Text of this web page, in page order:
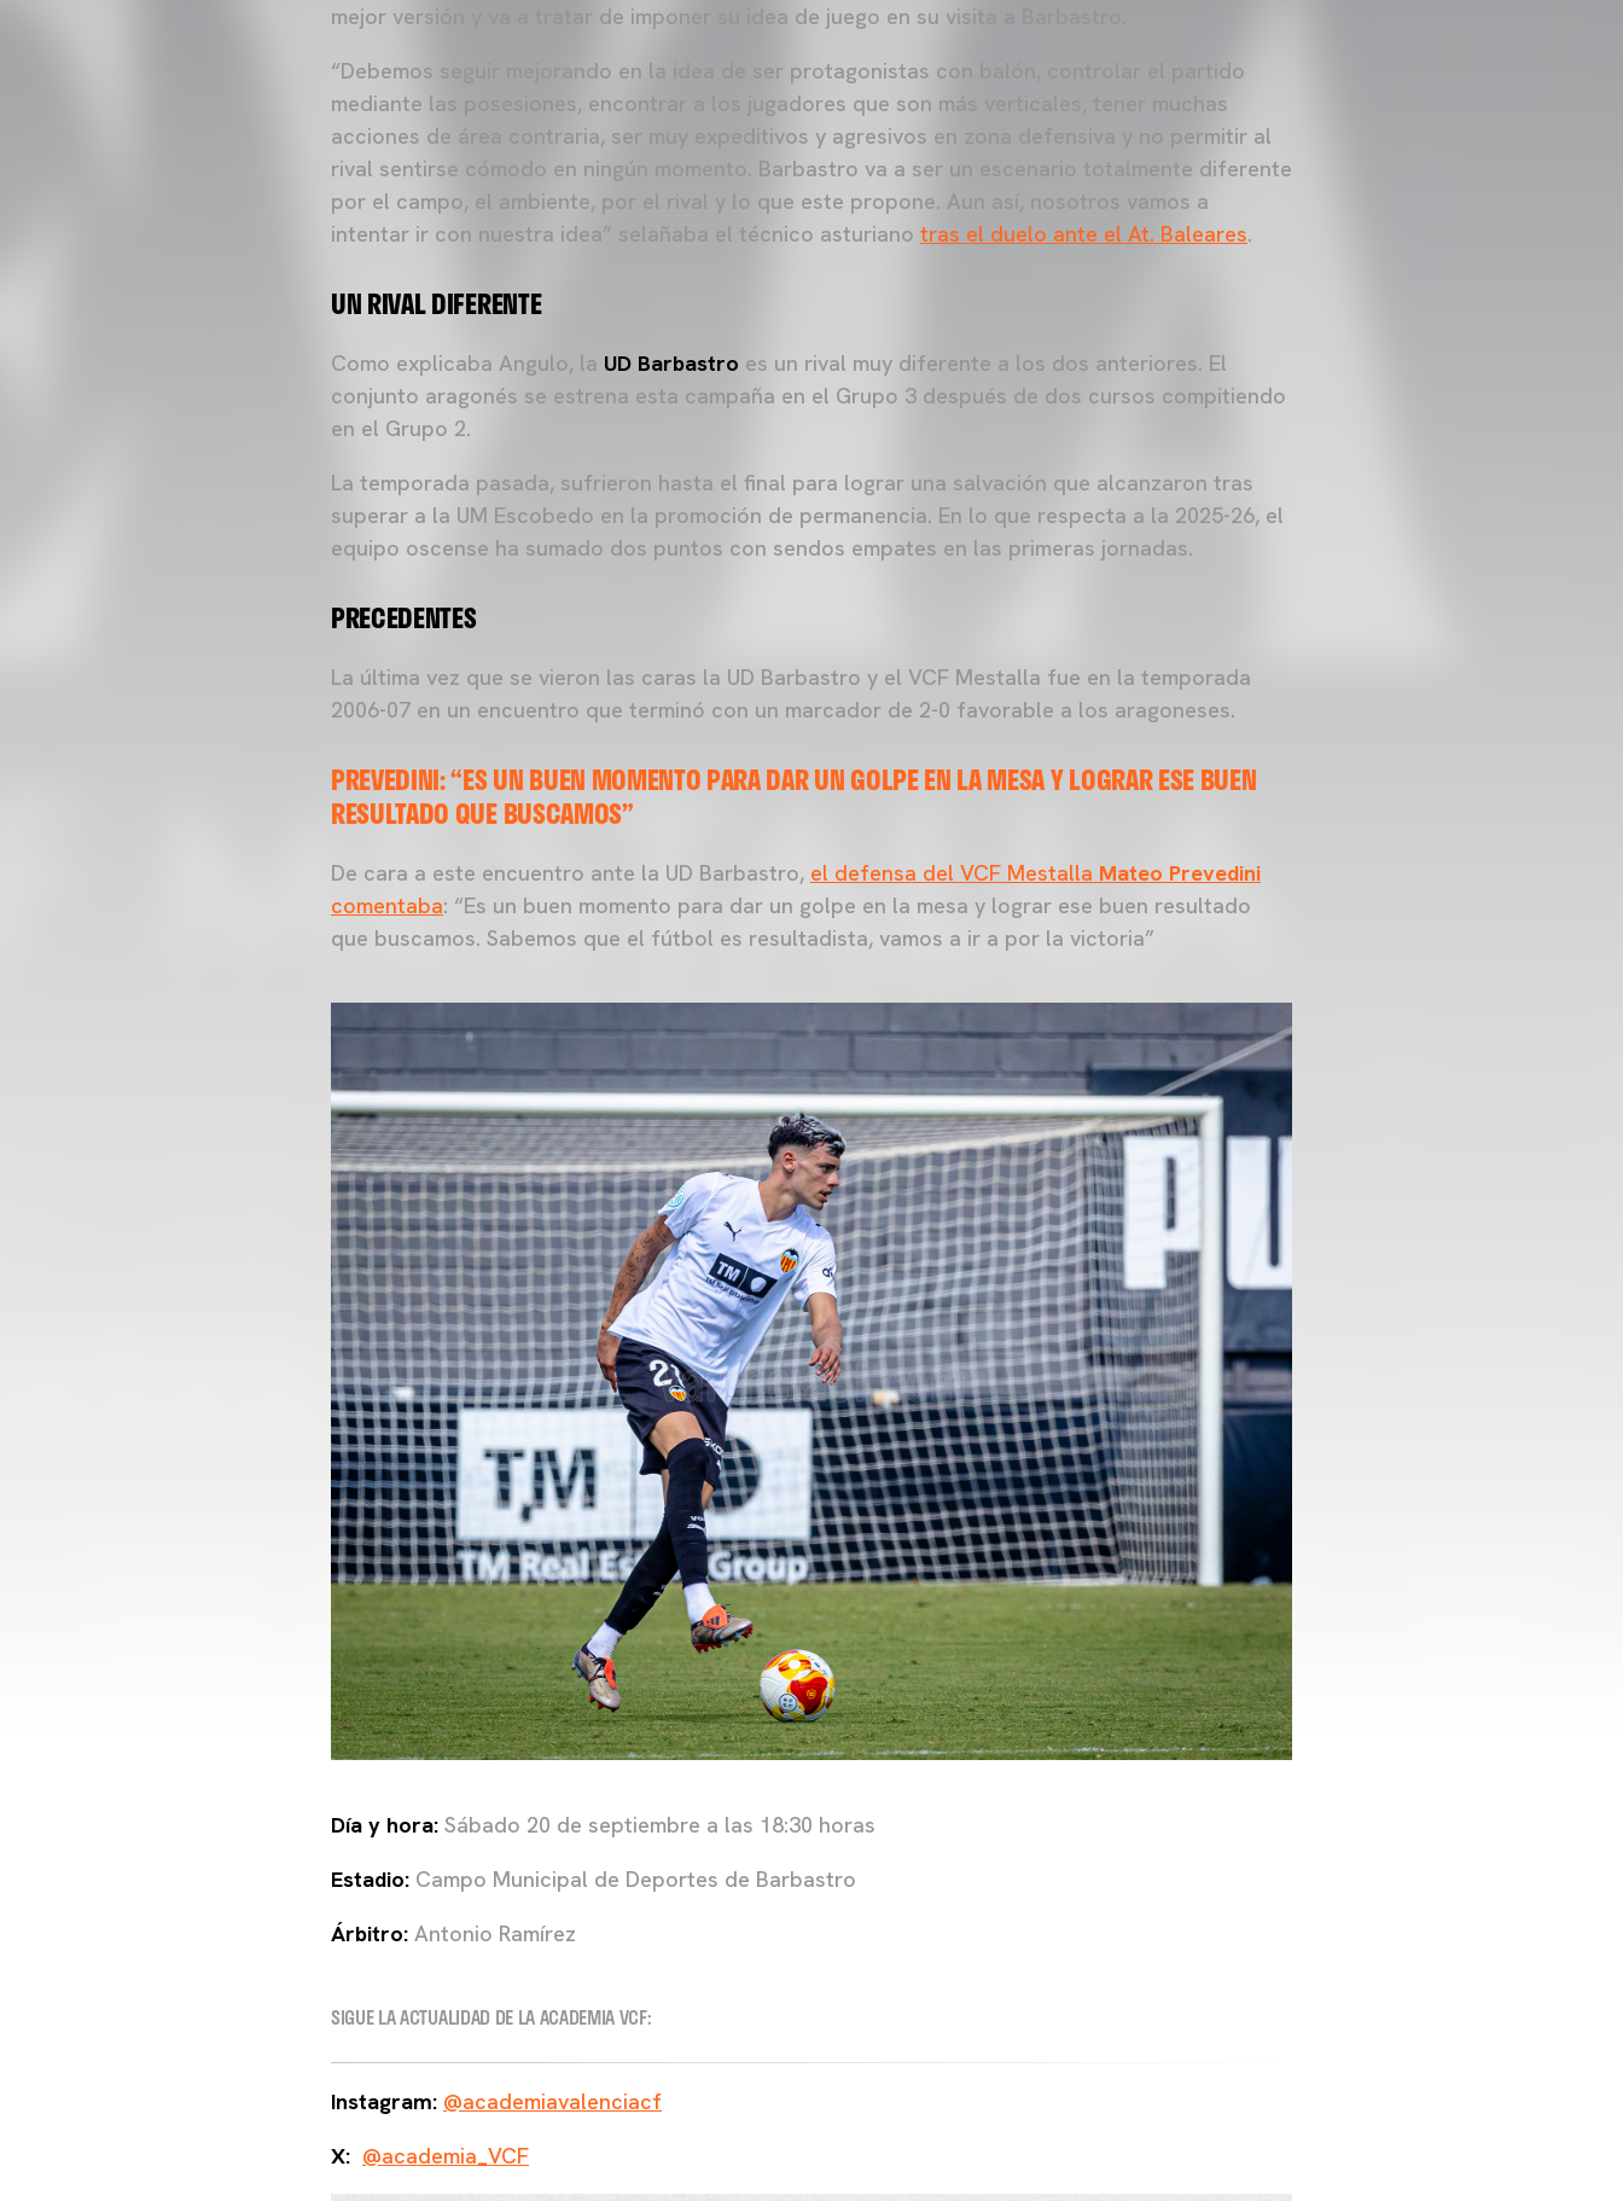
mejor versión y va a tratar de imponer su idea de juego en su visita a Barbastro.
“Debemos seguir mejorando en la idea de ser protagonistas con balón, controlar el partido
mediante las posesiones, encontrar a los jugadores que son más verticales, tener muchas
acciones de área contraria, ser muy expeditivos y agresivos en zona defensiva y no permitir al
rival sentirse cómodo en ningún momento. Barbastro va a ser un escenario totalmente diferente
por el campo, el ambiente, por el rival y lo que este propone. Aun así, nosotros vamos a
intentar ir con nuestra idea” selañaba el técnico asturiano tras el duelo ante el At. Baleares.
UN RIVAL DIFERENTE
Como explicaba Angulo, la UD Barbastro es un rival muy diferente a los dos anteriores. El
conjunto aragonés se estrena esta campaña en el Grupo 3 después de dos cursos compitiendo
en el Grupo 2.
La temporada pasada, sufrieron hasta el final para lograr una salvación que alcanzaron tras
superar a la UM Escobedo en la promoción de permanencia. En lo que respecta a la 2025-26, el
equipo oscense ha sumado dos puntos con sendos empates en las primeras jornadas.
PRECEDENTES
La última vez que se vieron las caras la UD Barbastro y el VCF Mestalla fue en la temporada
2006-07 en un encuentro que terminó con un marcador de 2-0 favorable a los aragoneses.
PREVEDINI: “ES UN BUEN MOMENTO PARA DAR UN GOLPE EN LA MESA Y LOGRAR ESE BUEN
RESULTADO QUE BUSCAMOS”
De cara a este encuentro ante la UD Barbastro, el defensa del VCF Mestalla Mateo Prevedini
comentaba: “Es un buen momento para dar un golpe en la mesa y lograr ese buen resultado
que buscamos. Sabemos que el fútbol es resultadista, vamos a ir a por la victoria”
Día y hora: Sábado 20 de septiembre a las 18:30 horas
Estadio: Campo Municipal de Deportes de Barbastro
Árbitro: Antonio Ramírez
SIGUE LA ACTUALIDAD DE LA ACADEMIA VCF:
Instagram: @academiavalenciacf
X: @academia_VCF